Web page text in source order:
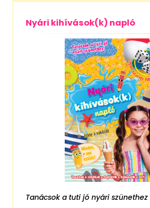
Nyári kihívások(k) napló
Tanácsok a tuti jó nyári szünethez